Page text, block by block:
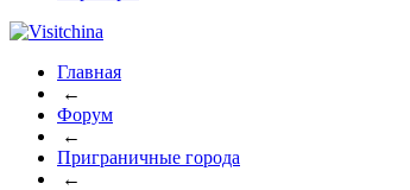
Главная
←
Форум
←
Приграничные города
←